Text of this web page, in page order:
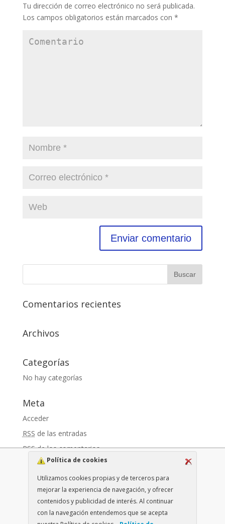
Política de cookies
Utilizamos cookies propias y de terceros para
mejorar la experiencia de navegación, y ofrecer
contenidos y publicidad de interés. Al continuar
con la navegación entendemos que se acepta
Tu dirección de correo electrónico no será publicada.
Los campos obligatorios están marcados con *
Comentarios recientes
Archivos
Categorías
No hay categorías
Meta
Acceder
RSS de las entradas
RSSde los comentarios
WordPress.org